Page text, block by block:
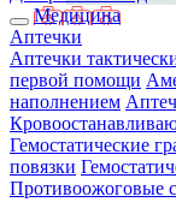
Медицина
Аптечки
Аптечки
первой помощи
наполнением
Гемостатические
повязки
Противоожоговые